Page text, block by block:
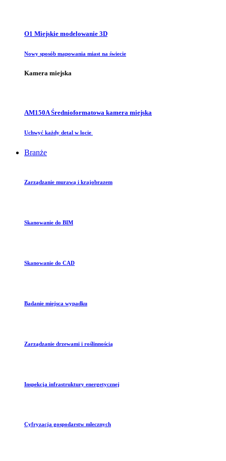
O1 Miejskie modelowanie 3D
Nowy sposób mapowania miast na świecie
Kamera miejska
AM150A Średnioformatowa kamera miejska
Uchwyć każdy detal w locie
Branże
Zarządzanie murawą i krajobrazem
Skanowanie do BIM
Skanowanie do CAD
Badanie miejsca wypadku
Zarządzanie drzewami i roślinnością
Inspekcja infrastruktury energetycznej
Cyfryzacja gospodarstw mlecznych